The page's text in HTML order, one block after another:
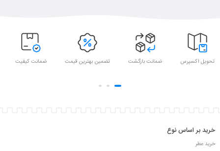
تحویل اکسپرس ضمانت بازگشت تضمین بهترین قیمت ضمانت کیفیت
خرید بر اساس نوع
خرید عطر